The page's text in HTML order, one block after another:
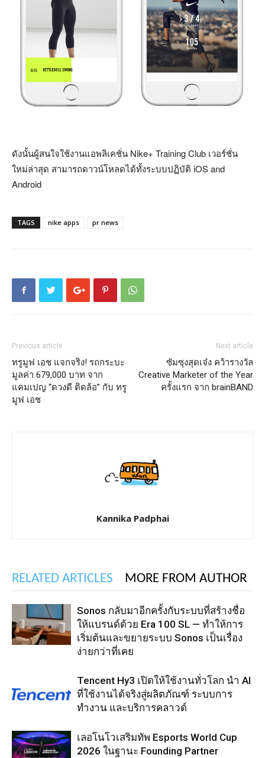
ดังนั้นผู้สนใจใช้งานแอพลิเคชั่น Nike+ Training Club เวอร์ชั่น
ใหม่ล่าสุด สามารถดาวน์โหลดได้ทั้งระบบปฏิบัติ iOS and
Android
TAGS nike apps pr news
Previous article
ทรูมูฟ เอช แจกจริง! รถกระบะ
มูลค่า 679,000 บาท จาก
แคมเปญ “ดวงดี ติดล้อ” กับ ทรู
มูฟ เอช
Next article
ซัมซุงสุดเจ๋ง คว้ารางวัล
Creative Marketer of the Year
ครั้งแรก จาก brainBAND
Kannika Padphai
RELATED ARTICLES MORE FROM AUTHOR
Sonos กลับมาอีกครั้งกับระบบที่สร้างชื่อ
ให้แบรนด์ด้วย Era 100 SL — ทำให้การ
เริ่มต้นและขยายระบบ Sonos เป็นเรื่อง
ง่ายกว่าที่เคย
Tencent Hy3 เปิดให้ใช้งานทั่วโลก นำ AI
ที่ใช้งานได้จริงสู่ผลิตภัณฑ์ ระบบการ
ทำงาน และบริการคลาวด์
เลอโนโวเสริมทัพ Esports World Cup
2026 ในฐานะ Founding Partner